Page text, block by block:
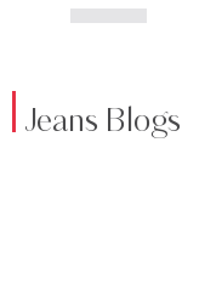
Jeans Blogs